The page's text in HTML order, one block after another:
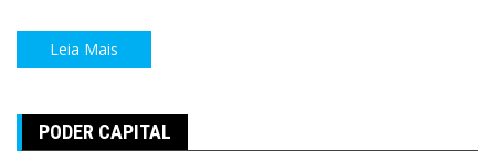
Leia Mais
PODER CAPITAL